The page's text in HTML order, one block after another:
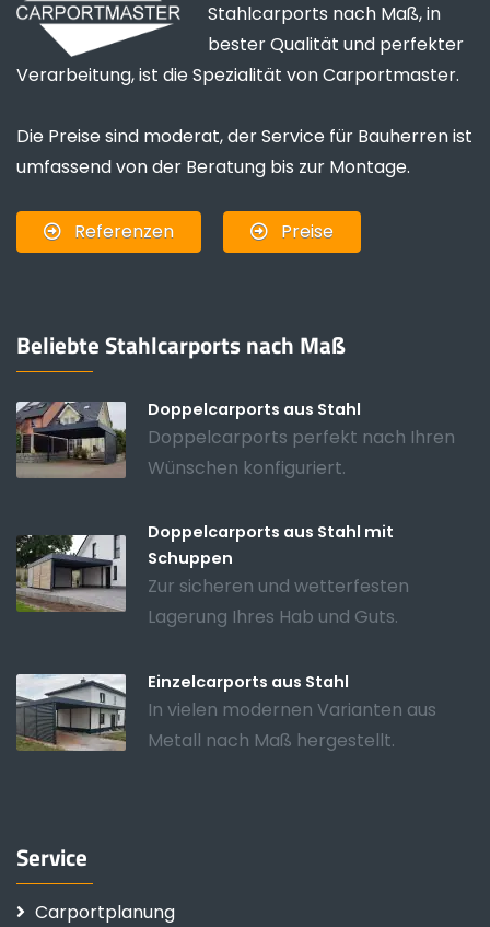
Stahlcarports nach Maß, in
bester Qualität und perfekter
Verarbeitung, ist die Spezialität von Carportmaster.
Die Preise sind moderat, der Service für Bauherren ist
umfassend von der Beratung bis zur Montage.
Referenzen Preise
Beliebte Stahlcarports nach Maß
Doppelcarports aus Stahl
Doppelcarports perfekt nach Ihren
Wünschen konfiguriert.
Doppelcarports aus Stahl mit
Schuppen
Zur sicheren und wetterfesten
Lagerung Ihres Hab und Guts.
Einzelcarports aus Stahl
In vielen modernen Varianten aus
Metall nach Maß hergestellt.
Service
Carportplanung